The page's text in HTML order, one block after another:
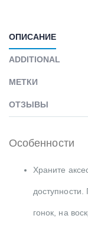
ОПИСАНИЕ
ADDITIONAL
МЕТКИ
ОТЗЫВЫ
Особенности
Храните
гонок, на